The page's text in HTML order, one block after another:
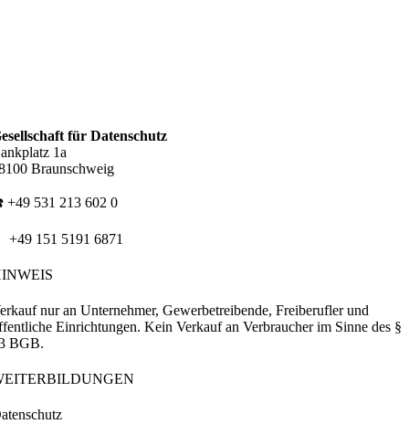
für Datenschutz
1a
Braunschweig
+49 531 213 602 0
+49 151 5191 6871
nur an Unternehmer, Gewerbetreibende, Freiberufler und
Einrichtungen. Kein Verkauf an Verbraucher im Sinne des §
BGB.